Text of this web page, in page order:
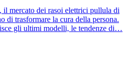
mercato dei rasoi elettrici pullula di
di trasformare la cura della persona.
gli ultimi modelli, le tendenze di…